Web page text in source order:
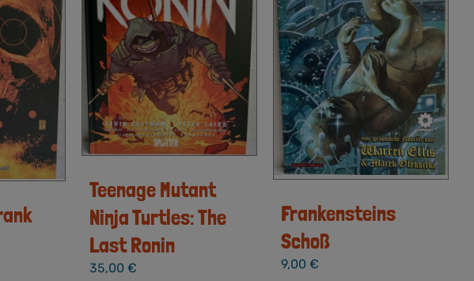
Teenage Mutant
Ninja Turtles: The
Last Ronin
35,00€
Frankensteins
Schoß
9,00€